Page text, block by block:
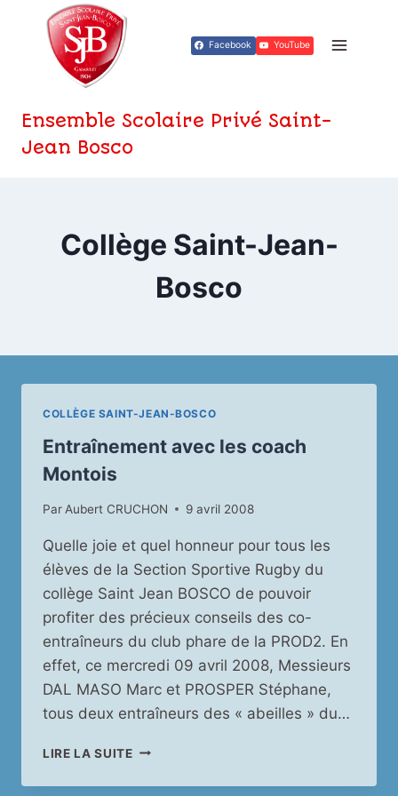
contenu
Facebook YouTube
Ensemble Scolaire Privé Saint-
Jean Bosco
Collège Saint-Jean-
Bosco
COLLÈGE SAINT-JEAN-BOSCO
Entraînement avec les coach
Montois
Par Aubert CRUCHON 9 avril 2008
Quelle joie et quel honneur pour tous les
élèves de la Section Sportive Rugby du
collège Saint Jean BOSCO de pouvoir
profiter des précieux conseils des co-
entraîneurs du club phare de la PROD2. En
effet, ce mercredi 09 avril 2008, Messieurs
DAL MASO Marc et PROSPER Stéphane,
tous deux entraîneurs des « abeilles » du…
LIRE LA SUITEENTRAÎNEMENT
LES